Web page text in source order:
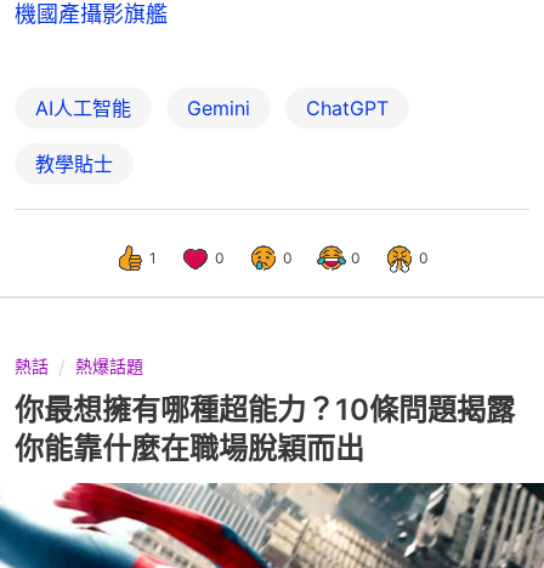
機國產攝影旗艦
AI人工智能 Gemini ChatGPT
教學貼士
1 0 0 0 0
熱話 熱爆話題
你最想擁有哪種超能力？10條問題揭露
你能靠什麼在職場脫穎而出